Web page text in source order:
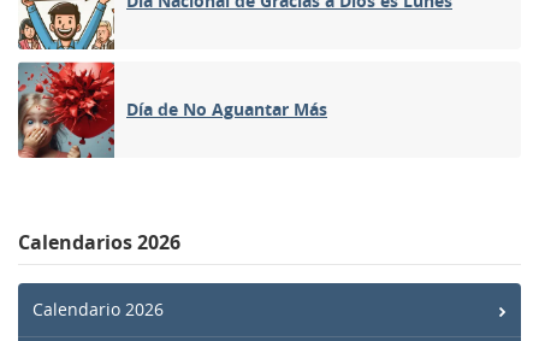
Día de No Aguantar Más
Calendarios 2026
Calendario 2026